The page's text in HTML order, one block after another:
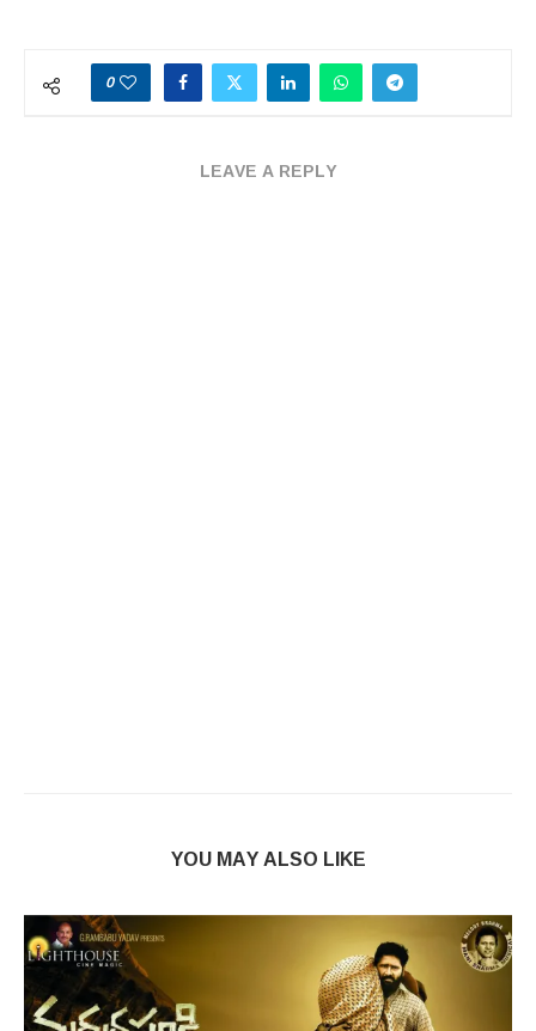
0
LEAVE A REPLY
YOU MAY ALSO LIKE